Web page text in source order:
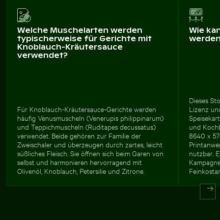
Welche Muschelarten werden
typischerweise für Gerichte mit
Knoblauch-Kräutersauce
verwendet?
Für Knoblauch-Kräutersauce-Gerichte werden
häufig Venusmuscheln (Venerupis philippinarum)
und Teppichmuscheln (Ruditapes decussatus)
verwendet. Beide gehören zur Familie der
Zweischaler und überzeugen durch zartes, leicht
süßliches Fleisch. Sie öffnen sich beim Garen von
selbst und harmonieren hervorragend mit
Olivenöl, Knoblauch, Petersilie und Zitrone.
Wie
Dieses
Lizenz
und
8640 x
nutzbar.